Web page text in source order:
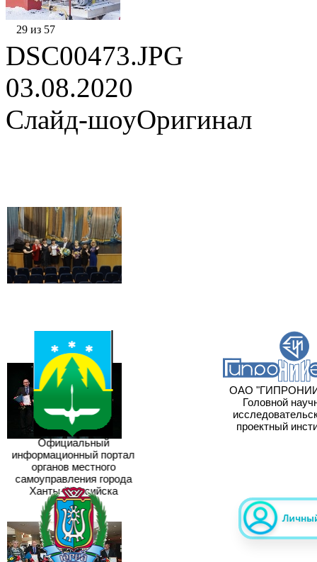
29 из 57
DSC00473.JPG
03.08.2020
Слайд-шоуОригинал
Официальный
информационный портал
органов местного
самоуправления города
Ханты-Мансийска
ОАО
Головной
проектный